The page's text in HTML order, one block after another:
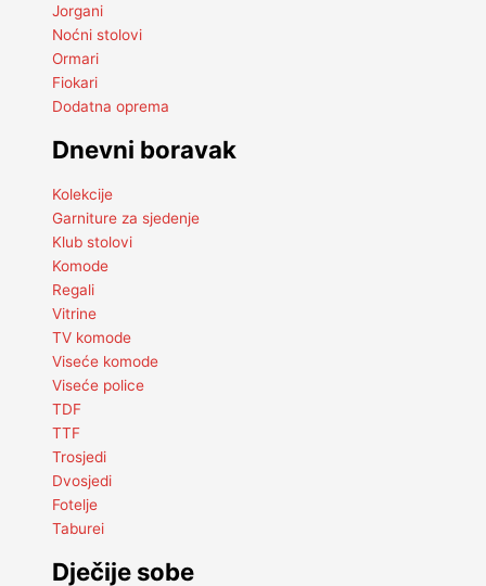
Jorgani
Noćni stolovi
Ormari
Fiokari
Dodatna oprema
Dnevni boravak
Kolekcije
Garniture za sjedenje
Klub stolovi
Komode
Regali
Vitrine
TV komode
Viseće komode
Viseće police
TDF
TTF
Trosjedi
Dvosjedi
Fotelje
Taburei
Dječije sobe